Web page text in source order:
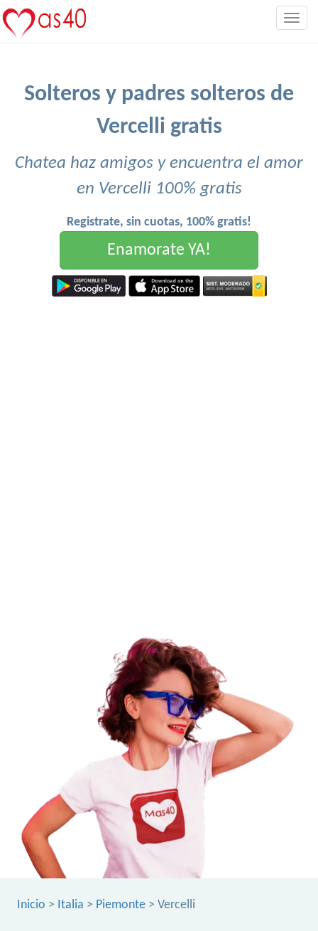
Solteros y padres solteros de
Vercelli gratis
Chatea haz amigos y encuentra el amor
en Vercelli 100% gratis
Registrate, sin cuotas, 100% gratis!
Enamorate YA!
Inicio > Italia > Piemonte > Vercelli